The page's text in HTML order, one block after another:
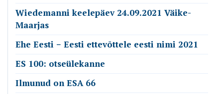
Wiedemanni keelepäev 24.09.2021 Väike-
Maarjas
Ehe Eesti − Eesti ettevõttele eesti nimi 2021
ES 100: otseülekanne
Ilmunud on ESA 66